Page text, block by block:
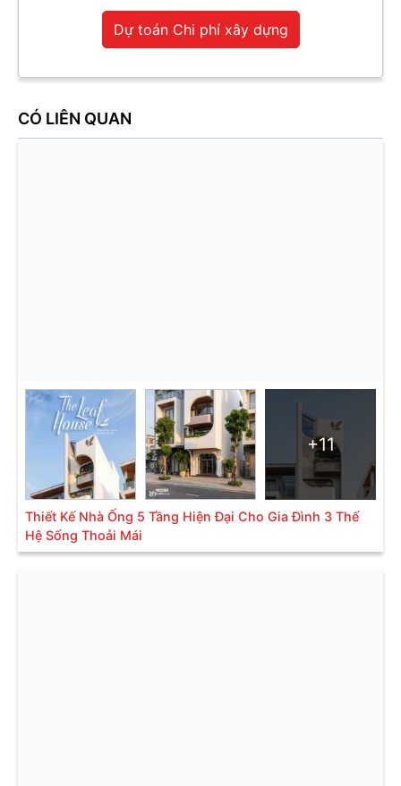
Dự toán Chi phí xây dựng
CÓ LIÊN QUAN
+11
Thiết Kế Nhà Ống 5 Tầng Hiện Đại Cho Gia Đình 3 Thế
Hệ Sống Thoải Mái